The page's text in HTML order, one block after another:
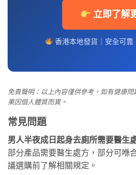
立即了解
香港本地發貨｜安全可靠
免責聲明：以上內容僅供參考，如有健康
果因個人體質而異。
常見問題
男人半夜成日起身去廁所需要醫生
部分產品需要醫生處方，部分可喺
議選購前了解相關規定。